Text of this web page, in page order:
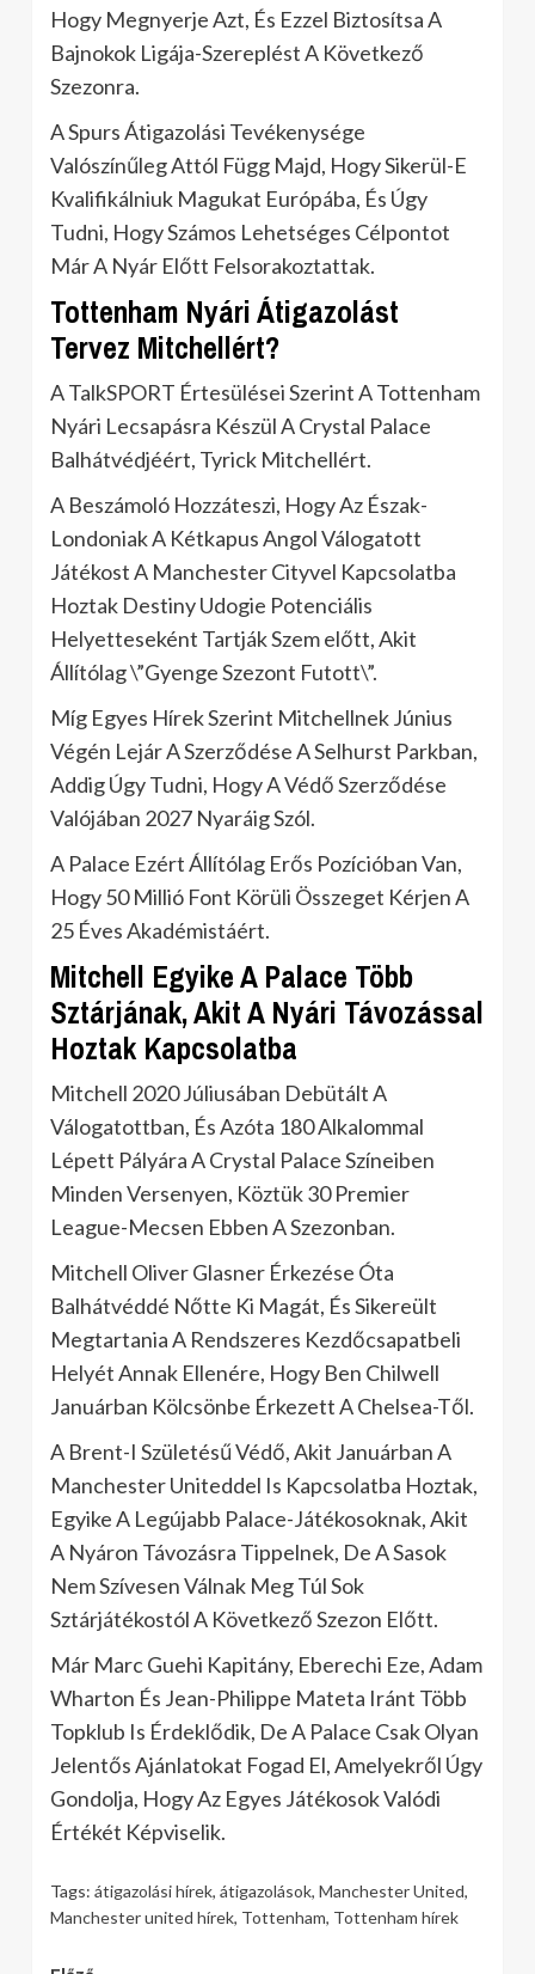
Hogy Megnyerje Azt, És Ezzel Biztosítsa A
Bajnokok Ligája-Szereplést A Következő
Szezonra.
A Spurs Átigazolási Tevékenysége
Valószínűleg Attól Függ Majd, Hogy Sikerül-E
Kvalifikálniuk Magukat Európába, És Úgy
Tudni, Hogy Számos Lehetséges Célpontot
Már A Nyár Előtt Felsorakoztattak.
Tottenham Nyári Átigazolást
Tervez Mitchellért?
A TalkSPORT Értesülései Szerint A Tottenham
Nyári Lecsapásra Készül A Crystal Palace
Balhátvédjéért, Tyrick Mitchellért.
A Beszámoló Hozzáteszi, Hogy Az Észak-
Londoniak A Kétkapus Angol Válogatott
Játékost A Manchester Cityvel Kapcsolatba
Hoztak Destiny Udogie Potenciális
Helyetteseként Tartják Szem előtt, Akit
Állítólag \”Gyenge Szezont Futott\”.
Míg Egyes Hírek Szerint Mitchellnek Június
Végén Lejár A Szerződése A Selhurst Parkban,
Addig Úgy Tudni, Hogy A Védő Szerződése
Valójában 2027 Nyaráig Szól.
A Palace Ezért Állítólag Erős Pozícióban Van,
Hogy 50 Millió Font Körüli Összeget Kérjen A
25 Éves Akadémistáért.
Mitchell Egyike A Palace Több
Sztárjának, Akit A Nyári Távozással
Hoztak Kapcsolatba
Mitchell 2020 Júliusában Debütált A
Válogatottban, És Azóta 180 Alkalommal
Lépett Pályára A Crystal Palace Színeiben
Minden Versenyen, Köztük 30 Premier
League-Mecsen Ebben A Szezonban.
Mitchell Oliver Glasner Érkezése Óta
Balhátvéddé Nőtte Ki Magát, És Sikereült
Megtartania A Rendszeres Kezdőcsapatbeli
Helyét Annak Ellenére, Hogy Ben Chilwell
Januárban Kölcsönbe Érkezett A Chelsea-Től.
A Brent-I Születésű Védő, Akit Januárban A
Manchester Uniteddel Is Kapcsolatba Hoztak,
Egyike A Legújabb Palace-Játékosoknak, Akit
A Nyáron Távozásra Tippelnek, De A Sasok
Nem Szívesen Válnak Meg Túl Sok
Sztárjátékostól A Következő Szezon Előtt.
Már Marc Guehi Kapitány, Eberechi Eze, Adam
Wharton És Jean-Philippe Mateta Iránt Több
Topklub Is Érdeklődik, De A Palace Csak Olyan
Jelentős Ajánlatokat Fogad El, Amelyekről Úgy
Gondolja, Hogy Az Egyes Játékosok Valódi
Értékét Képviselik.
Tags: átigazolási hírek, átigazolások, Manchester United,
Manchester united hírek, Tottenham, Tottenham hírek